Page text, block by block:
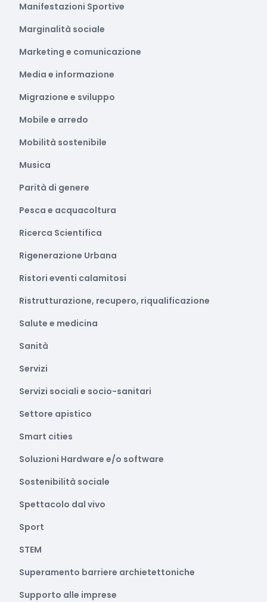
Manifestazioni Sportive
Marginalità sociale
Marketing e comunicazione
Media e informazione
Migrazione e sviluppo
Mobile e arredo
Mobilità sostenibile
Musica
Parità di genere
Pesca e acquacoltura
Ricerca Scientifica
Rigenerazione Urbana
Ristori eventi calamitosi
Ristrutturazione, recupero, riqualificazione
Salute e medicina
Sanità
Servizi
Servizi sociali e socio-sanitari
Settore apistico
Smart cities
Soluzioni Hardware e/o software
Sostenibilità sociale
Spettacolo dal vivo
Sport
STEM
Superamento barriere archietettoniche
Supporto alle imprese